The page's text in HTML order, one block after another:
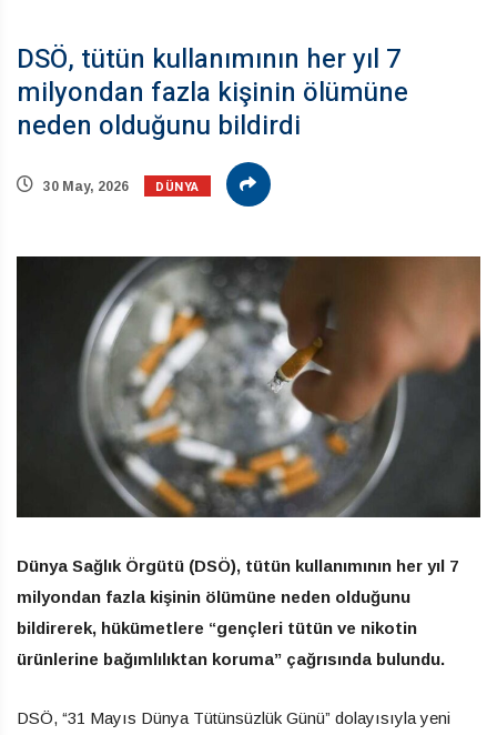
DSÖ, tütün kullanımının her yıl 7
milyondan fazla kişinin ölümüne
neden olduğunu bildirdi
30 May, 2026 DÜNYA
Dünya Sağlık Örgütü (DSÖ), tütün kullanımının her yıl 7
milyondan fazla kişinin ölümüne neden olduğunu
bildirerek, hükümetlere “gençleri tütün ve nikotin
ürünlerine bağımlılıktan koruma” çağrısında bulundu.
DSÖ, “31 Mayıs Dünya Tütünsüzlük Günü” dolayısıyla yeni